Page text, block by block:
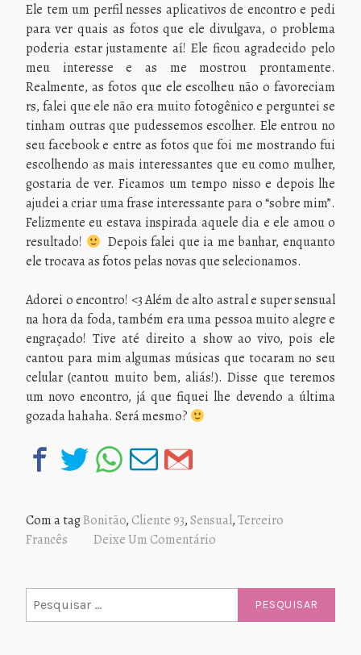
Ele tem um perfil nesses aplicativos de encontro e pedi
para ver quais as fotos que ele divulgava, o problema
poderia estar justamente aí! Ele ficou agradecido pelo
meu interesse e as me mostrou prontamente.
Realmente, as fotos que ele escolheu não o favoreciam
rs, falei que ele não era muito fotogênico e perguntei se
tinham outras que pudessemos escolher. Ele entrou no
seu facebook e entre as fotos que foi me mostrando fui
escolhendo as mais interessantes que eu como mulher,
gostaria de ver. Ficamos um tempo nisso e depois lhe
ajudei a criar uma frase interessante para o “sobre mim”.
Felizmente eu estava inspirada aquele dia e ele amou o
resultado!
Depois falei que ia me banhar, enquanto
ele trocava as fotos pelas novas que selecionamos.
Adorei o encontro! <3 Além de alto astral e super sensual
na hora da foda, também era uma pessoa muito alegre e
engraçado! Tive até direito a show ao vivo, pois ele
cantou para mim algumas músicas que tocaram no seu
celular (cantou muito bem, aliás!). Disse que teremos
um novo encontro, já que fiquei lhe devendo a última
gozada hahaha. Será mesmo?
Com a tagBonitão, Cliente 93,Sensual,Terceiro
Francês
Deixe Um Comentário
por: